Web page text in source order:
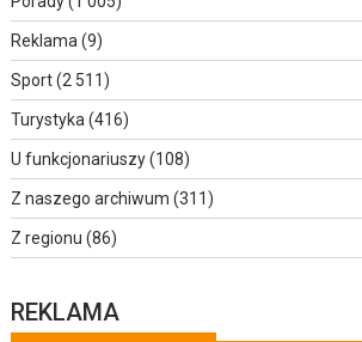
Reklama(9)
Sport(2 511)
Turystyka(416)
U funkcjonariuszy(108)
Z naszego archiwum (311)
Z regionu (86)
REKLAMA